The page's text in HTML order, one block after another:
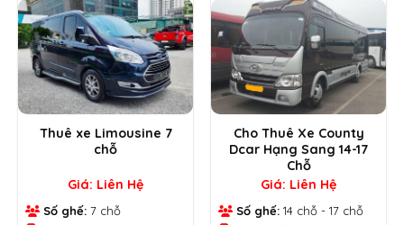
Thuê xe Limousine 7
chỗ
Giá: Liên Hệ
Số ghế:7 chỗ
Cho Thuê Xe County
Dcar Hạng Sang 14-17
Chỗ
Giá: Liên Hệ
Số ghế:14 chỗ - 17 chỗ